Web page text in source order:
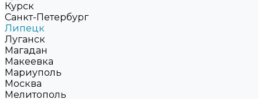
Курск
Санкт-Петербург
Липецк
Луганск
Магадан
Макеевка
Мариуполь
Москва
Мелитополь